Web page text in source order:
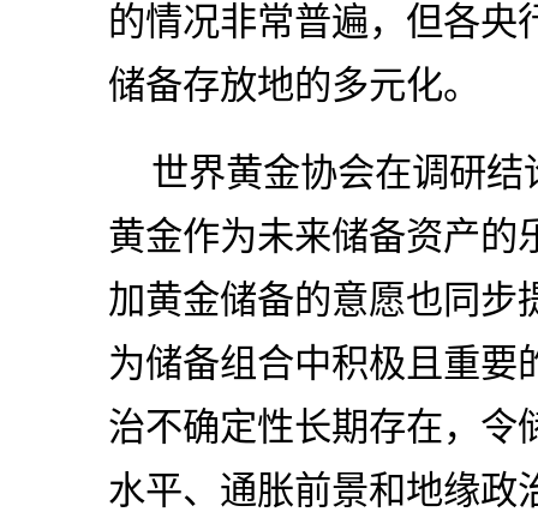
的情况非常普遍，但各央
储备存放地的多元化。
世界黄金协会在调研
黄金作为未来储备资产的
加黄金储备的意愿也同步
为储备组合中积极且重要
治不确定性长期存在，令
水平、通胀前景和地缘政